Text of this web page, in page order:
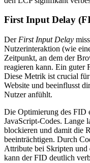
First Input Delay
Der First Input Delay
Nutzerinteraktion (wie
Zeitpunkt, an dem der
reagieren kann. Ein guter
Diese Metrik ist crucial
Website und beeinflusst
Nutzer anfühlt.
Die Optimierung des FID
JavaScript-Codes. Lange
blockieren und damit die
beeinträchtigen. Durch
Attribute bei Skripten
kann der FID deutlich